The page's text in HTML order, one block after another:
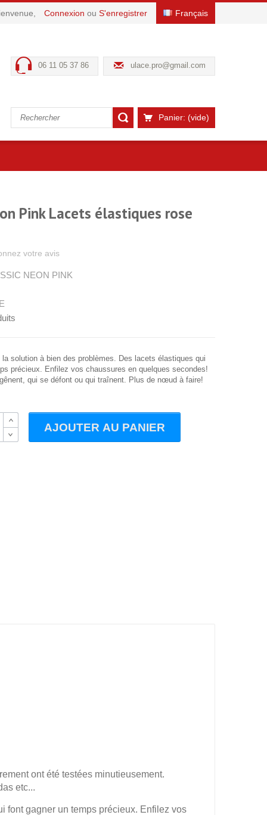
Français
Connexion ou S'enregistrer
ulace.pro@gmail.com
06 11 05 37 86
Panier: (vide)
Pink Lacets élastiques rose
votre avis
NEON PINK
solution à bien des problèmes. Des lacets élastiques qui
précieux. Enfilez vos chaussures en quelques secondes!
qui se défont ou qui traînent. Plus de nœud à faire!
B
B
AJOUTER AU PANIER
ont été testées minutieusement.
etc...
font gagner un temps précieux. Enfilez vos